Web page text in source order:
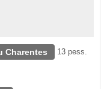
Charentes 13 pess.